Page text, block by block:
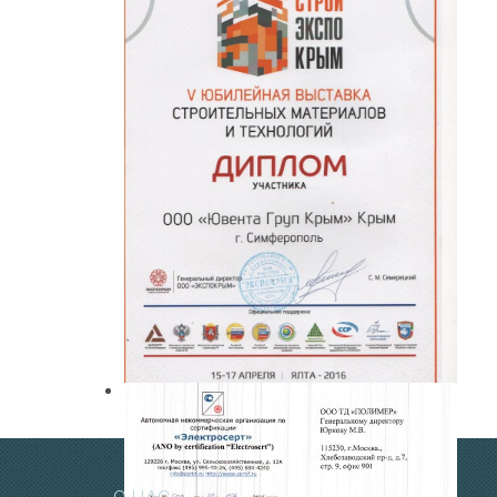
Фильтр осмос
Оборудование для
водоснабжения